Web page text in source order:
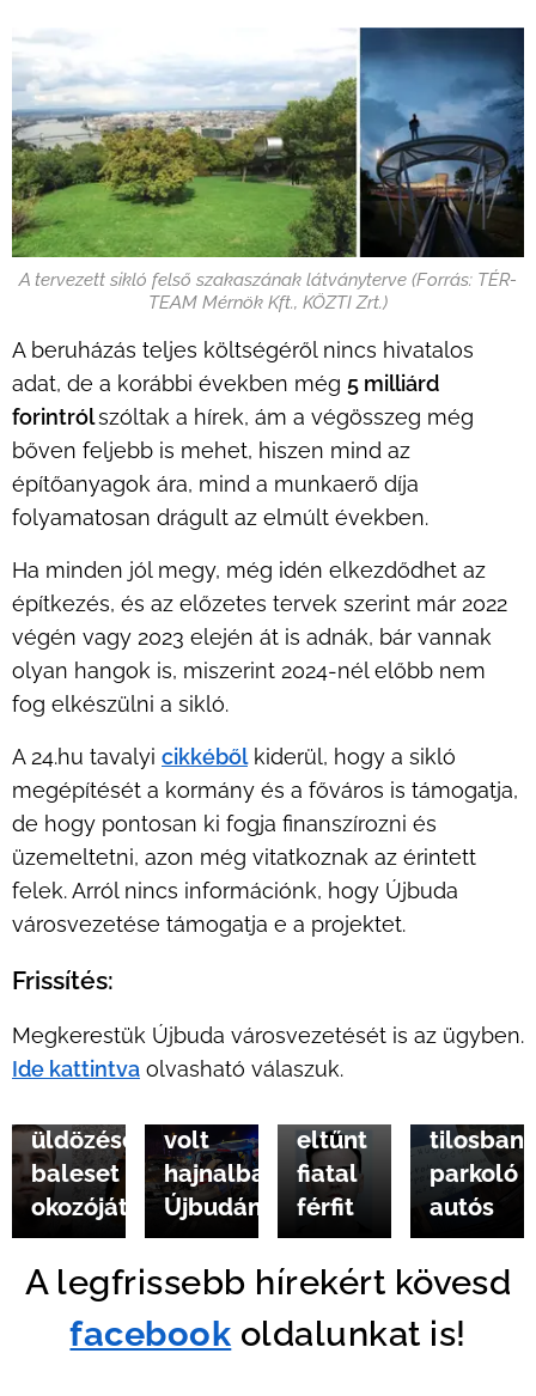
A tervezett sikló felső szakaszának látványterve (Forrás: TÉR-
TEAM Mérnök Kft., KÖZTI Zrt.)
A beruházás teljes költségéről nincs hivatalos
adat, de a korábbi években még 5 milliárd
forintrólszóltak a hírek, ám a végösszeg még
bőven feljebb is mehet, hiszen mind az
építőanyagok ára, mind a munkaerő díja
folyamatosan drágult az elmúlt években.
Ha minden jól megy, még idén elkezdődhet az
építkezés, és az előzetes tervek szerint már 2022
végén vagy 2023 elején át is adnák, bár vannak
olyan hangok is, miszerint 2024-nél előbb nem
fog elkészülni a sikló.
A 24.hu tavalyi cikkébőlkiderül, hogy a sikló
megépítését a kormány és a főváros is támogatja,
de hogy pontosan ki fogja finanszírozni és
üzemeltetni, azon még vitatkoznak az érintett
felek. Arról nincs információnk, hogy Újbuda
városvezetése támogatja e a projektet.
Frissítés:
Megkerestük Újbuda városvezetését is az ügyben.
Ide kattintva olvasható válaszuk.
2025.01.08
a
rendőrség
üldözéses
baleset
okozóját
2025.01.05
Autós
volt
hajnalban
Újbudán
találták
az
eltűnt
fiatal
férfit
2025.01.03
ki
tilosban
parkoló
autós
A legfrissebb hírekért kövesd
facebook oldalunkat is!